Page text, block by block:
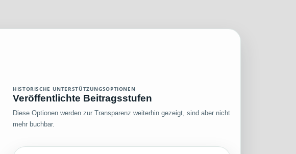
HISTORISCHE UNTERSTÜTZUNGSOPTIONEN
Veröffentlichte Beitragsstufen
Diese Optionen werden zur Transparenz weiterhin gezeigt, sind aber nicht
mehr buchbar.